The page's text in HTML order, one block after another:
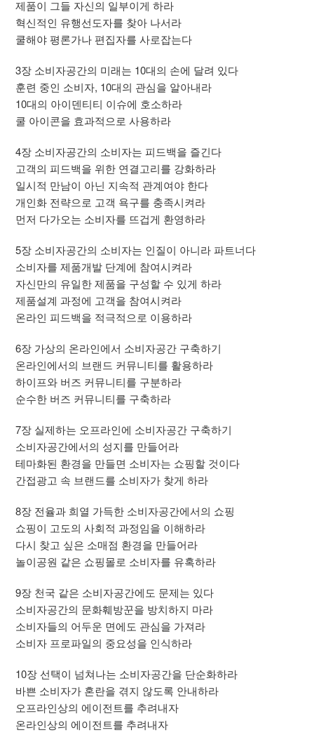
제품이 그들 자신의 일부이게 하라
혁신적인 유행선도자를 찾아 나서라
쿨해야 평론가나 편집자를 사로잡는다
3장 소비자공간의 미래는 10대의 손에 달려 있다
훈련 중인 소비자, 10대의 관심을 알아내라
10대의 아이덴티티 이슈에 호소하라
쿨 아이콘을 효과적으로 사용하라
4장 소비자공간의 소비자는 피드백을 즐긴다
고객의 피드백을 위한 연결고리를 강화하라
일시적 만남이 아닌 지속적 관계여야 한다
개인화 전략으로 고객 욕구를 충족시켜라
먼저 다가오는 소비자를 뜨겁게 환영하라
5장 소비자공간의 소비자는 인질이 아니라 파트너다
소비자를 제품개발 단계에 참여시켜라
자신만의 유일한 제품을 구성할 수 있게 하라
제품설계 과정에 고객을 참여시켜라
온라인 피드백을 적극적으로 이용하라
6장 가상의 온라인에서 소비자공간 구축하기
온라인에서의 브랜드 커뮤니티를 활용하라
하이프와 버즈 커뮤니티를 구분하라
순수한 버즈 커뮤니티를 구축하라
7장 실제하는 오프라인에 소비자공간 구축하기
소비자공간에서의 성지를 만들어라
테마화된 환경을 만들면 소비자는 쇼핑할 것이다
간접광고 속 브랜드를 소비자가 찾게 하라
8장 전율과 희열 가득한 소비자공간에서의 쇼핑
쇼핑이 고도의 사회적 과정임을 이해하라
다시 찾고 싶은 소매점 환경을 만들어라
놀이공원 같은 쇼핑몰로 소비자를 유혹하라
9장 천국 같은 소비자공간에도 문제는 있다
소비자공간의 문화훼방꾼을 방치하지 마라
소비자들의 어두운 면에도 관심을 가져라
소비자 프로파일의 중요성을 인식하라
10장 선택이 넘쳐나는 소비자공간을 단순화하라
바쁜 소비자가 혼란을 겪지 않도록 안내하라
오프라인상의 에이전트를 추려내자
온라인상의 에이전트를 추려내자